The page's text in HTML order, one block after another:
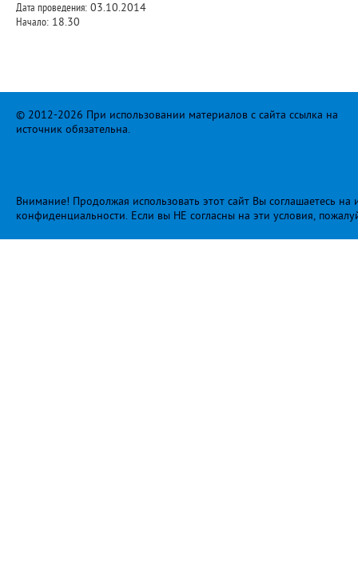
Дата проведения: 03.10.2014
Начало: 18.30
© 2012-2026 При использовании материалов с сайта ссылка на
источник обязательна.
Внимание! Продолжая использовать этот сайт Вы соглашаетесь
конфиденциальности. Если вы НЕ согласны на эти условия,